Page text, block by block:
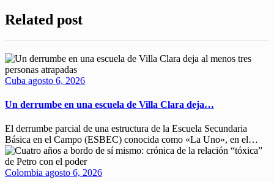
Related post
Cuba agosto 6, 2026
Un derrumbe en una escuela de Villa Clara deja…
El derrumbe parcial de una estructura de la Escuela Secundaria
Básica en el Campo (ESBEC) conocida como «La Uno», en el…
Colombia agosto 6, 2026